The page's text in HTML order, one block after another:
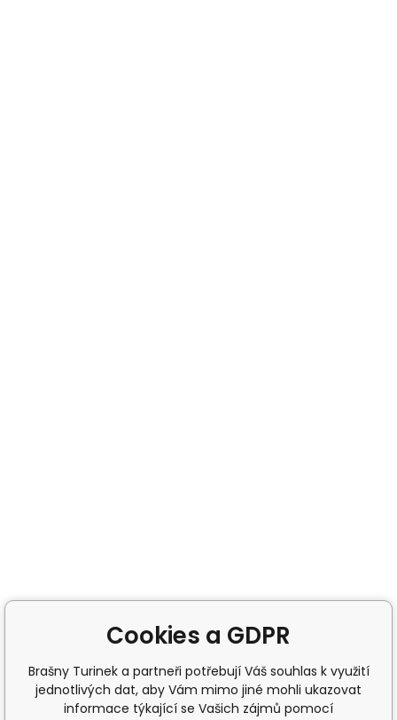
Cookies a GDPR
Brašny Turinek a partneři potřebují Váš souhlas k využití
jednotlivých dat, aby Vám mimo jiné mohli ukazovat
informace týkající se Vašich zájmů pomocí